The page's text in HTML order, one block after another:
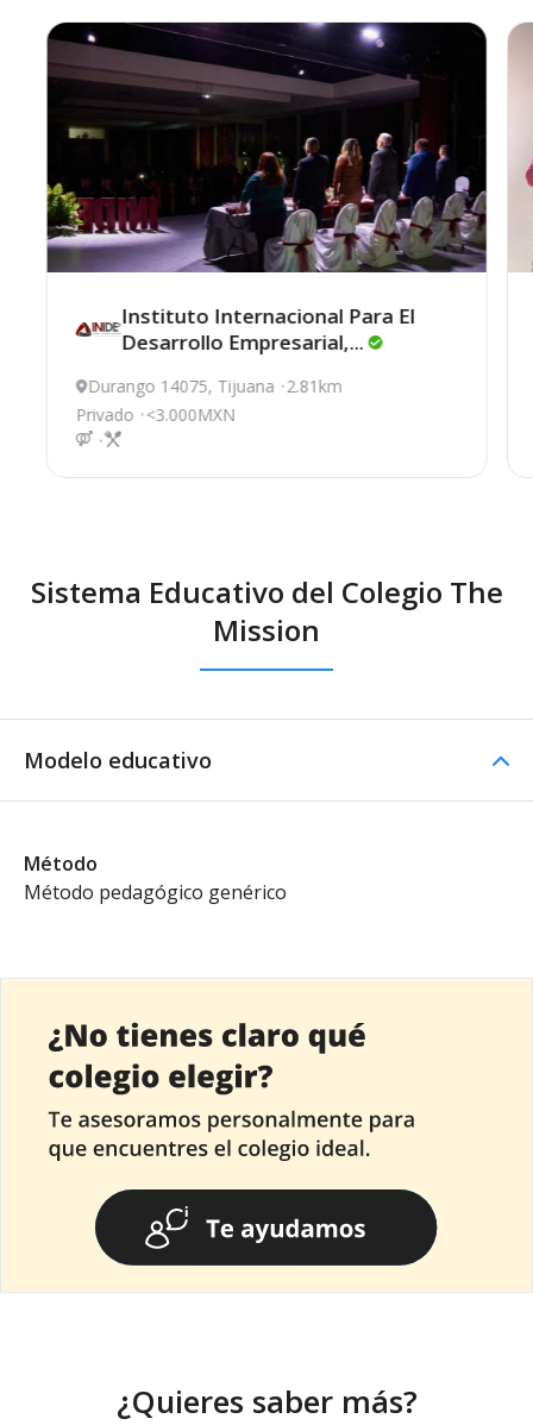
Instituto Internacional Para El
Desarrollo Empresarial,...
Durango 14075, Tijuana 2.81km
Privado <3.000MXN
Sistema Educativo del Colegio The
Mission
Modelo educativo
Método
Método pedagógico genérico
¿Quieres saber más?